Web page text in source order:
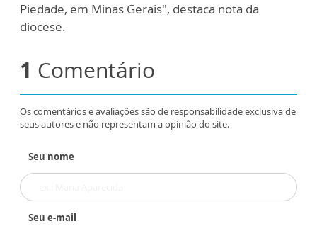
Piedade, em Minas Gerais", destaca nota da
diocese.
1 Comentário
Os comentários e avaliações são de responsabilidade exclusiva de
seus autores e não representam a opinião do site.
Seu nome
Seu e-mail